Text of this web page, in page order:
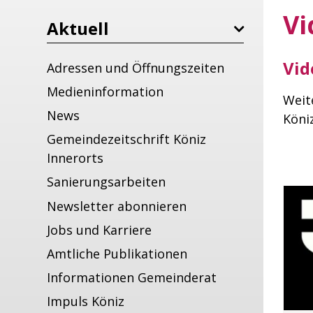
Aktuell
Adressen und Öffnungszeiten
Medieninformation
News
Gemeindezeitschrift Köniz
Innerorts
Sanierungsarbeiten
Newsletter abonnieren
Jobs und Karriere
Amtliche Publikationen
Informationen Gemeinderat
Impuls Köniz